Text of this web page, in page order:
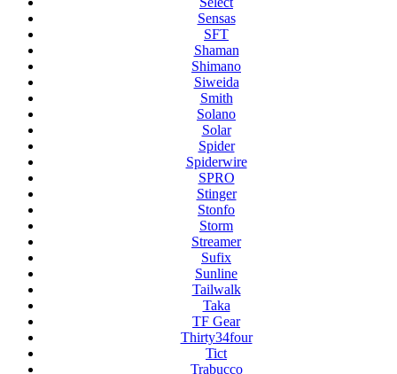
Sensas
SFT
Shaman
Shimano
Siweida
Smith
Solano
Solar
Spider
Spiderwire
SPRO
Stinger
Stonfo
Storm
Streamer
Sufix
Sunline
Tailwalk
Taka
TF Gear
Thirty34four
Tict
Trabucco